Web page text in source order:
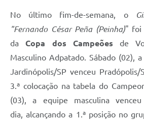
No último fim-de-semana, o
"Fernando César Peña (Peinha)" foi
daCopa dos Campeõesde
Masculino Adpatado. Sábado (02),
Jardinópolis/SP venceu
3.ª colocação na tabela do
(03), a equipe masculina
dia, alcançando a 1.ª posição no